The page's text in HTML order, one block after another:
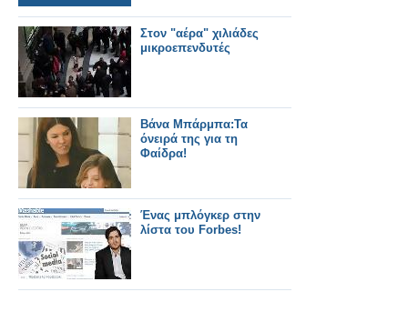
Στον "αέρα" χιλιάδες
μικροεπενδυτές
Βάνα Μπάρμπα:Τα
όνειρά της για τη
Φαίδρα!
Ένας μπλόγκερ στην
λίστα του Forbes!